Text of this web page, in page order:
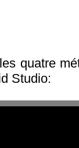
quatre
Studio: